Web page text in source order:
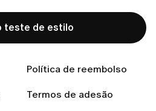
teste de estilo
Política de reembolso
Termos de adesão
metro quadrado. Ele mede
é o ideal para tops e camisas.